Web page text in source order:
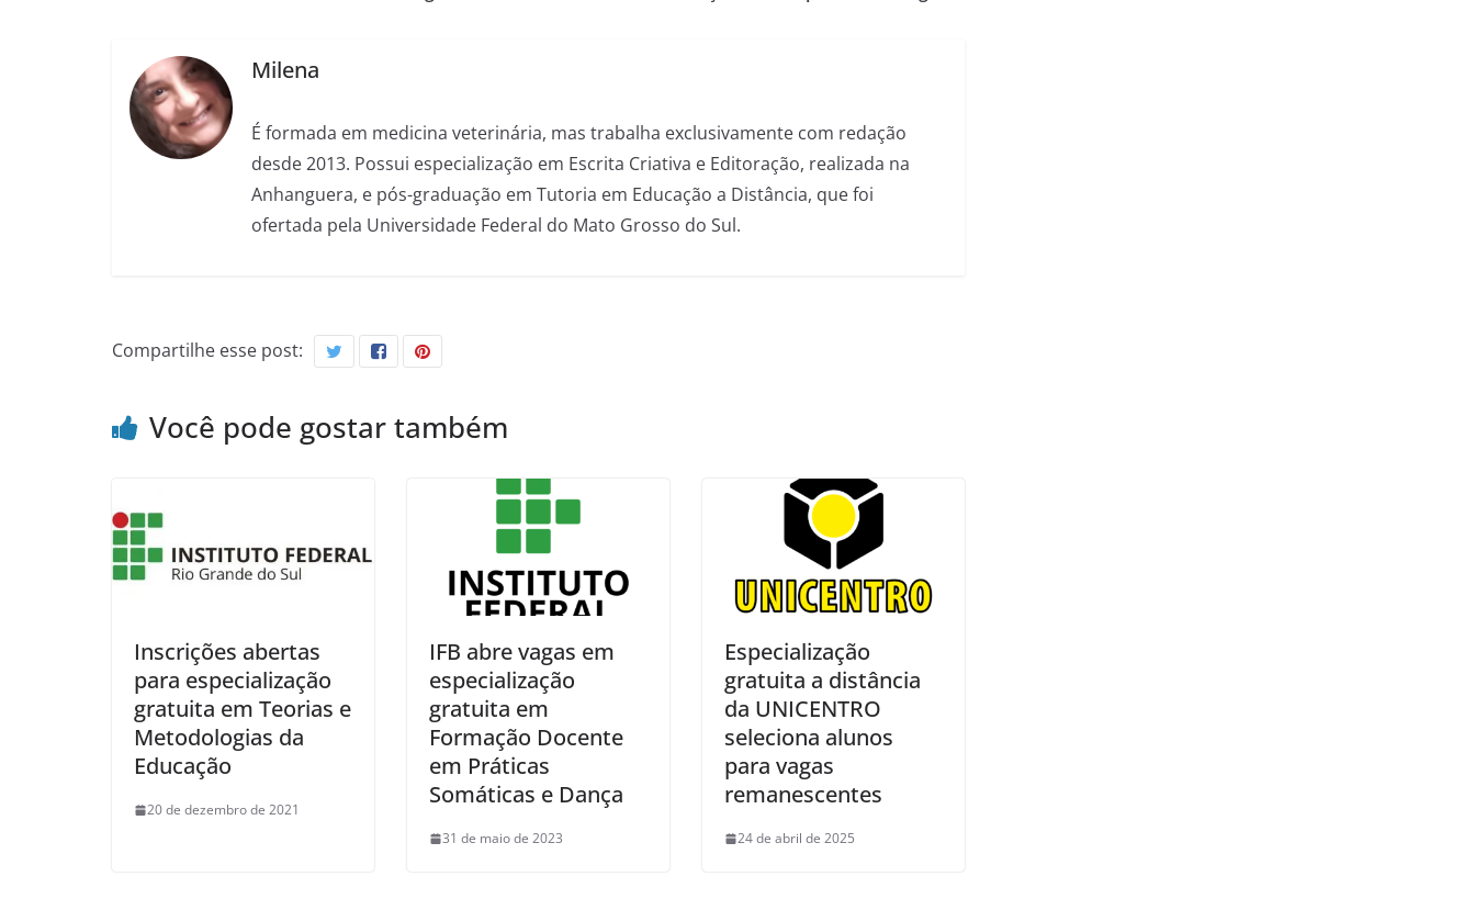
Milena
É formada em medicina veterinária, mas trabalha exclusivamente com redação
desde 2013. Possui especialização em Escrita Criativa e Editoração, realizada na
Anhanguera, e pós-graduação em Tutoria em Educação a Distância, que foi
ofertada pela Universidade Federal do Mato Grosso do Sul.
Compartilhe esse post:
Você pode gostar também
Inscrições abertas
para especialização
gratuita em Teorias e
Metodologias da
Educação
20 de dezembro de 2021
IFB abre vagas em
especialização
gratuita em
Formação Docente
em Práticas
Somáticas e Dança
31 de maio de 2023
Especialização
gratuita a distância
da UNICENTRO
seleciona alunos
para vagas
remanescentes
24 de abril de 2025